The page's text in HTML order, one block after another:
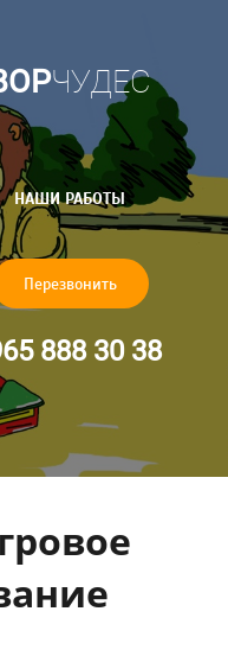
ЧУДЕС
НАШИ РАБОТЫ
Перезвонить
888 30 38